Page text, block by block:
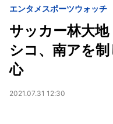
エンタメ スポーツウォッチ
サッカー林大
シコ、南アを
心
2021.07.31 12:30